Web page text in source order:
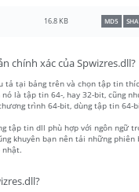
16.8 KB MD5
chính xác của Spwizres.dll?
tả tại bảng trên và chọn tập tin
nó là tập tin 64-, hay 32-bit, cũng
trình 64-bit, dùng tập tin 64-
tập tin dll phù hợp với ngôn ngữ
khuyên bạn nên tải những
nhật.